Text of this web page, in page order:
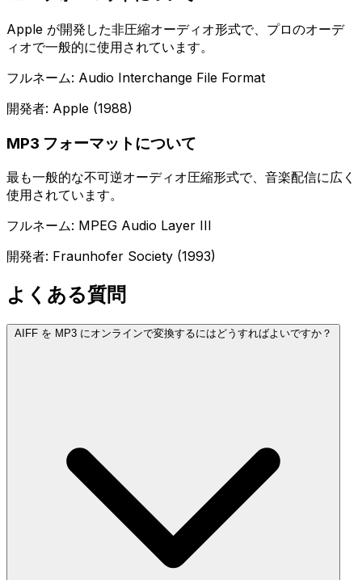
Apple が開発した非圧縮オーディオ形式で、プロのオーデ
ィオで一般的に使用されています。
フルネーム: Audio Interchange File Format
開発者: Apple (1988)
MP3 フォーマットについて
最も一般的な不可逆オーディオ圧縮形式で、音楽配信に広く
使用されています。
フルネーム: MPEG Audio Layer III
開発者: Fraunhofer Society (1993)
よくある質問
AIFF を MP3 にオンラインで変換するにはどうすればよいですか？